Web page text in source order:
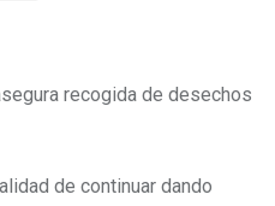
recogida de desechos
de continuar dando